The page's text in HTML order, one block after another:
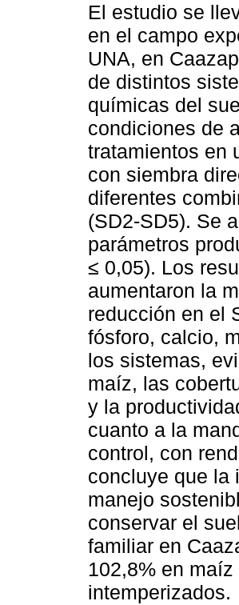
El estudio se
en el campo
UNA, en
de distintos
químicas del
condiciones de
tratamientos en
con siembra
diferentes
(SD2-SD5). Se
parámetros
≤ 0,05). Los
aumentaron la
reducción en el
fósforo, calcio,
los sistemas,
maíz, las
y la
cuanto a la
control, con
concluye que la
manejo
conservar el
familiar en
102,8% en
intemperizados.